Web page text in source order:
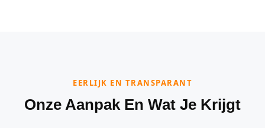
EERLIJK EN TRANSPARANT
Onze Aanpak En Wat Je Krijgt